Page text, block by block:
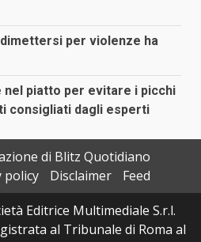
per violenze ha
piatto per evitare i picchi
consigliati dagli esperti
di Blitz Quotidiano
policy Disclaimer
Feed
Editrice Multimediale S.r.l.
al Tribunale di Roma al